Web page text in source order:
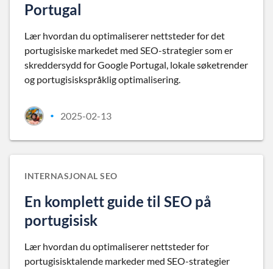
Portugal
Lær hvordan du optimaliserer nettsteder for det
portugisiske markedet med SEO-strategier som er
skreddersydd for Google Portugal, lokale søketrender
og portugisiskspråklig optimalisering.
• 2025-02-13
INTERNASJONAL SEO
En komplett guide til SEO på
portugisisk
Lær hvordan du optimaliserer nettsteder for
portugisisktalende markeder med SEO-strategier